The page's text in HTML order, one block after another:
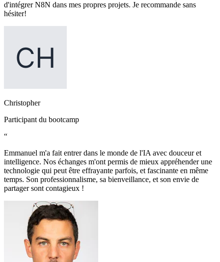
d'intégrer N8N dans mes propres projets. Je recommande sans
hésiter!
Christopher
Participant du bootcamp
“
Emmanuel m'a fait entrer dans le monde de l'IA avec douceur et
intelligence. Nos échanges m'ont permis de mieux appréhender une
technologie qui peut être effrayante parfois, et fascinante en même
temps. Son professionnalisme, sa bienveillance, et son envie de
partager sont contagieux !